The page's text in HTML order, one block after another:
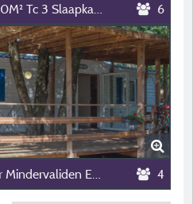
Stacaravan Ibie O Hara 30M² Tc 3 Slaapkamers, 6
Stacaravan Geschikt Voor Mindervaliden En Gehandicapten Irm N°18 2 Slaapkamers 4